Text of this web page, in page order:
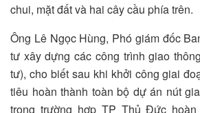
chui, mặt đất và hai cây cầu phía trên.
Ông Lê Ngọc Hùng, Phó giám đốc
tư xây dựng các công trình giao
tư), cho biết sau khi khởi công giai
tiêu hoàn thành toàn bộ dự án nút
trong trường hợp TP Thủ Đức